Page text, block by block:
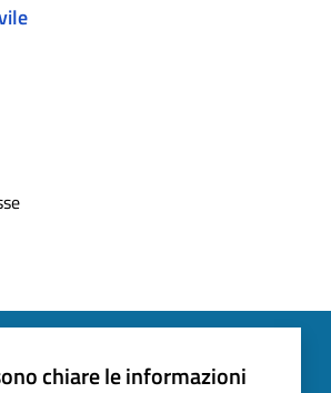
chiare le informazioni